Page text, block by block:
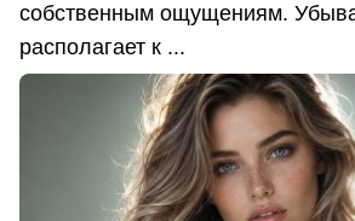
собственным ощущениям.
располагает к ...